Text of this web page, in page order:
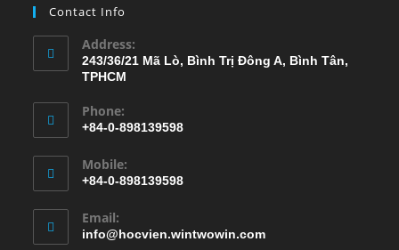
Contact Info
Address:
243/36/21 Mã Lò, Bình Trị Đông A, Bình Tân,
TPHCM
Phone:
+84-0-898139598
Mobile:
+84-0-898139598
Email:
info@hocvien.wintwowin.com